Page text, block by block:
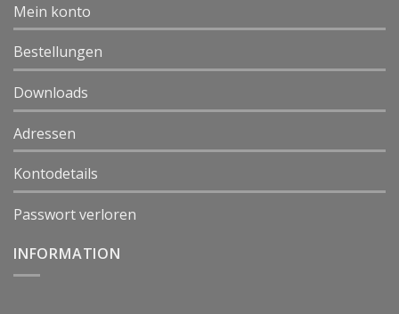
Mein konto
Bestellungen
Downloads
Adressen
Kontodetails
Passwort verloren
INFORMATION